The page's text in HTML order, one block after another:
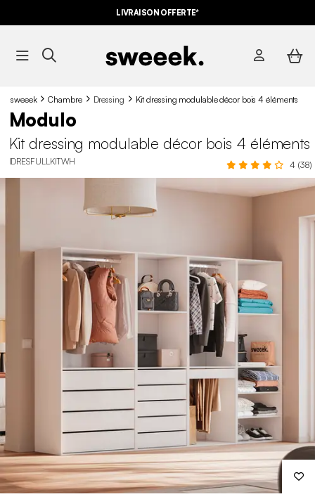
LIVRAISON OFFERTE*
sweeek Chambre Dressing Kit dressing modulable décor bois 4 éléments
Modulo
Kit dressing modulable décor bois 4 éléments
IDRESFULLKITWH 4 (38)